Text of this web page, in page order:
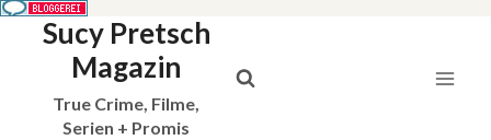
Sucy Pretsch
Magazin
True Crime, Filme,
Serien + Promis